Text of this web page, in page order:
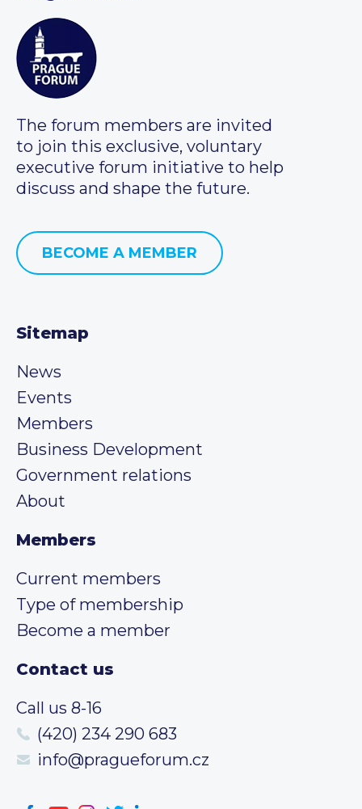
The forum members are invited
to join this exclusive, voluntary
executive forum initiative to help
discuss and shape the future.
BECOME A MEMBER
Sitemap
News
Events
Members
Business Development
Government relations
About
Members
Current members
Type of membership
Become a member
Contact us
Call us 8-16
(420) 234 290 683
info@pragueforum.cz